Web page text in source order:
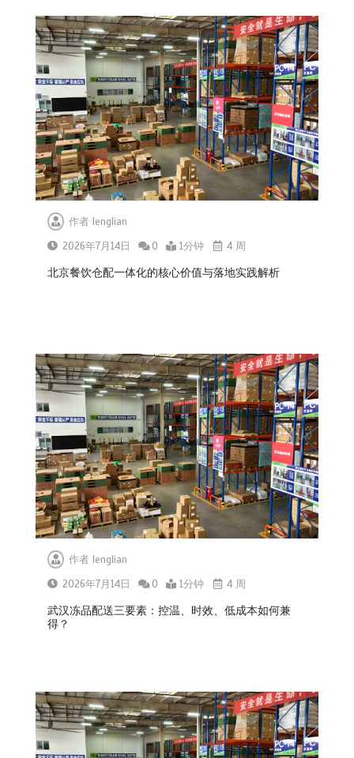
作者 lenglian
2026年7月14日
0 1分钟 4 周
北京餐饮仓配一体化的核心价值与落地实践解析
作者 lenglian
2026年7月14日
0 1分钟 4 周
武汉冻品配送三要素：控温、时效、低成本如何兼
得？